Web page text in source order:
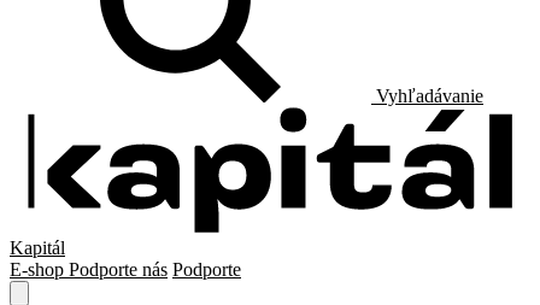
Vyhľadávanie
Kapitál
E-shop Podporte nás Podporte